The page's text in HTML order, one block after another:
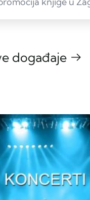
događaje